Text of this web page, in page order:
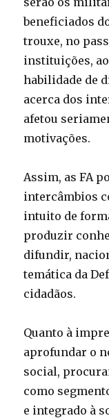
beneficiados
trouxe, no
instituições,
habilidade de
acerca dos
afetou
motivações.
Assim, as FA
intercâmbios
intuito de
produzir
difundir,
temática da
cidadãos.
Quanto à
aprofundar o
social,
como
e integrado à